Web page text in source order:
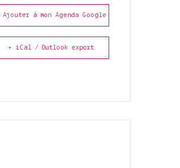
Ajouter à mon Agenda Google
+ iCal / Outlook export